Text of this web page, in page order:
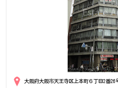
大阪府大阪市天王寺区上本町６丁目2番26